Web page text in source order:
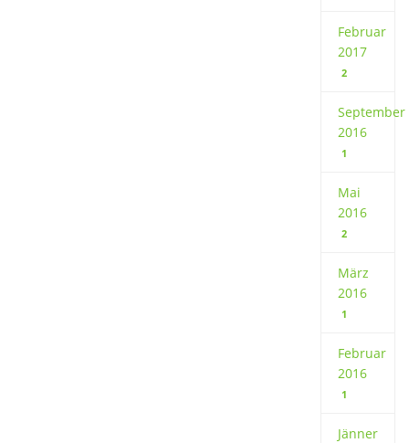
Februar
2017
2
September
2016
1
Mai
2016
2
März
2016
1
Februar
2016
1
Jänner